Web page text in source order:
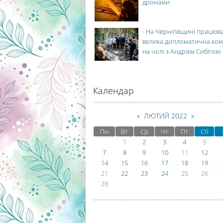
дронами
- На Чернігівщині
велика дипломатична
на чолі з Андрієм Сибігою
Календар
« ЛЮТИЙ 2022 »
Пн Вт Ср Чт Пт Сб
1
2 3 4 5
7
8 9 10 11 12
14
15 16 17 18 19
21
22 23 24 25 26
28